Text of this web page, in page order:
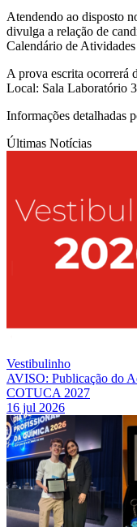
Atendendo ao disposto
divulga a relação de
Calendário de
A prova escrita ocorrerá
Local: Sala Laboratório
Informações detalhadas
Últimas Notícias
Vestibulinho
AVISO: Publicação do
COTUCA 2027
16 jul 2026